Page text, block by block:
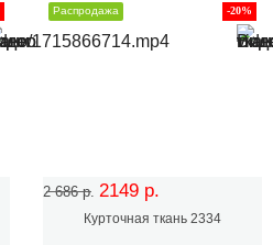
2 686 р. 2149 р.
-20%
Распродажа
Курточная ткань 2334